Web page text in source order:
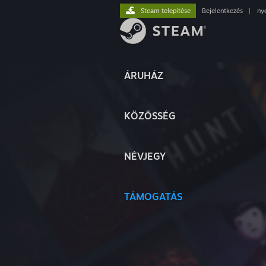
ÁRUHÁZ
KÖZÖSSÉG
NÉVJEGY
TÁMOGATÁS
Steam telepítése Bejelentkezés